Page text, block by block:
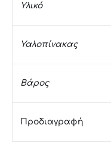
Υλικό
Υαλοπίνακας
Βάρος
Προδιαγραφή